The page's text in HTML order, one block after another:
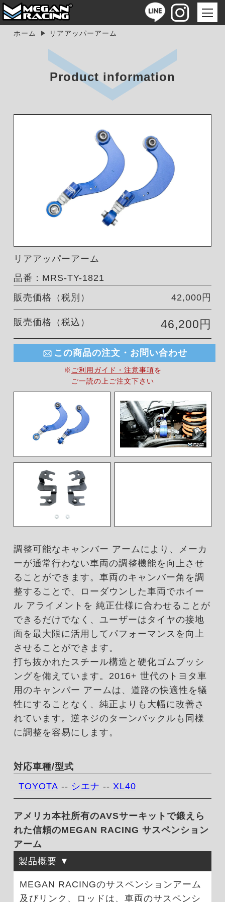
ホーム リアアッパーアーム
Product information
リアアッパーアーム
品番：MRS-TY-1821
販売価格（税別）
42,000円
販売価格（税込） 46,200円
この商品の注文・お問い合わせ
※ ご利用ガイド・注意事項を
ご一読の上ご注文下さい
調整可能なキャンバー アームにより、メーカ
ーが通常行わない車両の調整機能を向上させ
ることができます。車両のキャンバー角を調
整することで、ローダウンした車両でホイー
ル アライメントを 純正仕様に合わせることが
できるだけでなく、ユーザーはタイヤの接地
面を最大限に活用してパフォーマンスを向上
させることができます。
打ち抜かれたスチール構造と硬化ゴムブッシ
ングを備えています。2016+ 世代のトヨタ車
用のキャンバー アームは、道路の快適性を犠
牲にすることなく、純正よりも大幅に改善さ
れています。逆ネジのターンバックルも同様
に調整を容易にします。
対応車種/型式
TOYOTA -- シエナ -- XL40
アメリカ本社所有のAVSサーキットで鍛えら
れた信頼のMEGAN RACING サスペンション
アーム
製品概要
MEGAN RACINGのサスペンションアーム
及びリンク、ロッドは、車両のサスペンシ